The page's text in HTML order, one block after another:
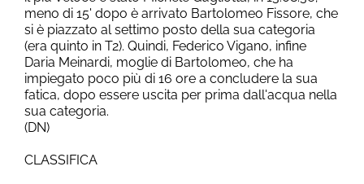
meno di 15' dopo è arrivato Bartolomeo Fissore, che
si è piazzato al settimo posto della sua categoria
(era quinto in T2). Quindi, Federico Vigano, infine
Daria Meinardi, moglie di Bartolomeo, che ha
impiegato poco più di 16 ore a concludere la sua
fatica, dopo essere uscita per prima dall'acqua nella
sua categoria.
(DN)
CLASSIFICA